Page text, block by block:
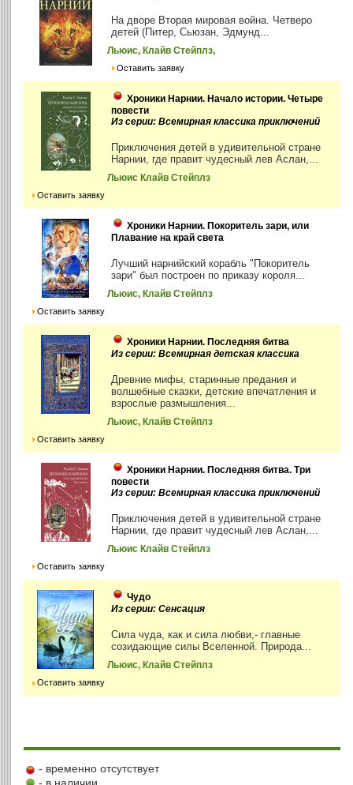
На дворе Вторая мировая война. Четверо
детей (Питер, Сьюзан, Эдмунд...
Льюис, Клайв Стейплз,
Оставить заявку
Хроники Нарнии. Начало истории. Четыре
повести
Из серии: Всемирная классика приключений
Приключения детей в удивительной стране
Нарнии, где правит чудесный лев Аслан,...
Льюис Клайв Стейплз
Оставить заявку
Хроники Нарнии. Покоритель зари, или
Плавание на край света
Лучший нарнийский корабль "Покоритель
зари" был построен по приказу короля...
Льюис, Клайв Стейплз
Оставить заявку
Хроники Нарнии. Последняя битва
Из серии: Всемирная детская классика
Древние мифы, старинные предания и
волшебные сказки, детские впечатления и
взрослые размышления...
Льюис, Клайв Стейплз
Оставить заявку
Хроники Нарнии. Последняя битва. Три
повести
Из серии: Всемирная классика приключений
Приключения детей в удивительной стране
Нарнии, где правит чудесный лев Аслан,...
Льюис Клайв Стейплз
Оставить заявку
Чудо
Из серии: Сенсация
Сила чуда, как и сила любви,- главные
созидающие силы Вселенной. Природа...
Льюис, Клайв Стейплз
Оставить заявку
- временно отсутствует
- в наличии